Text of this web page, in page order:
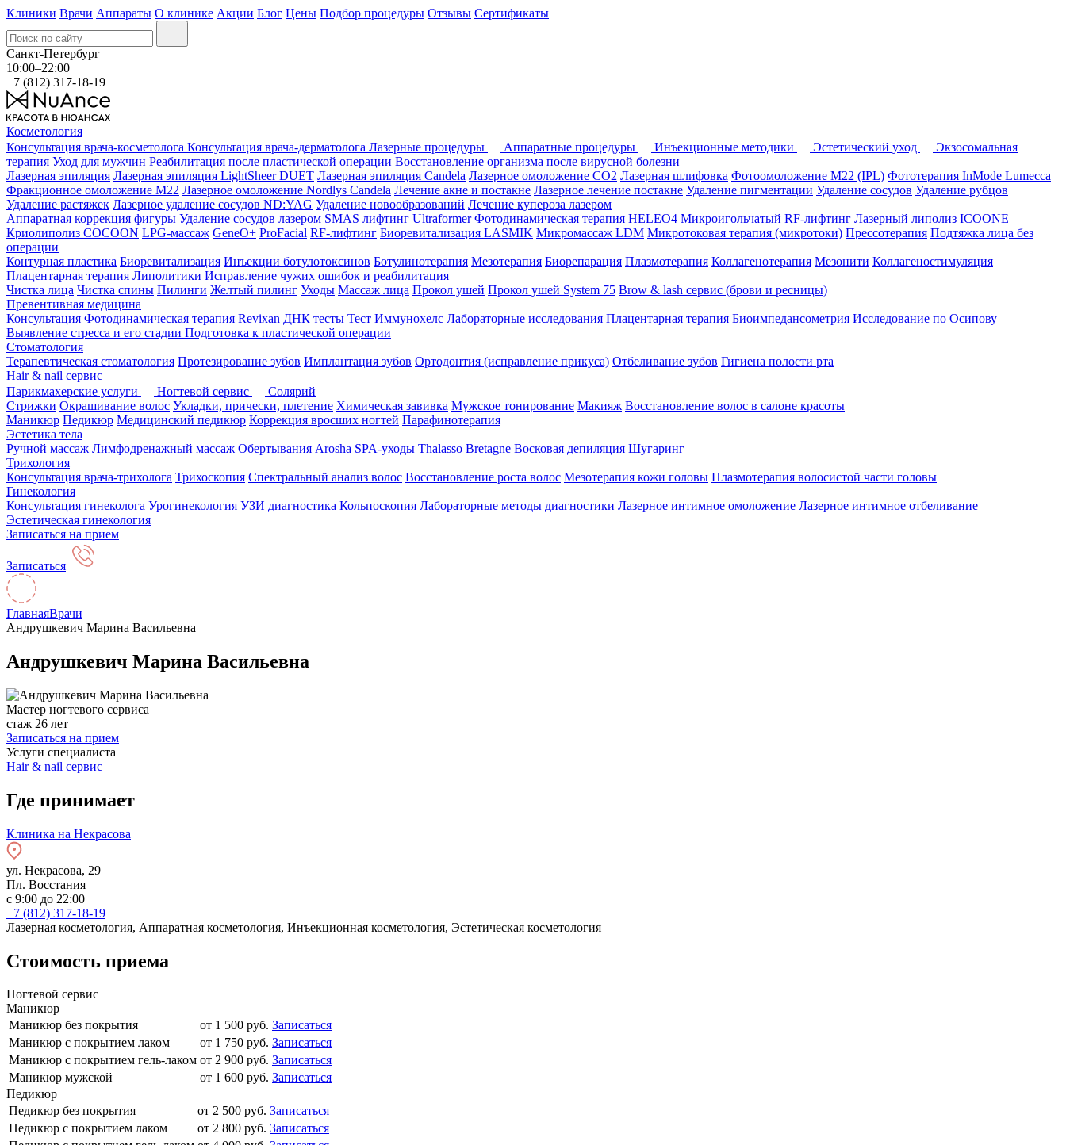
Клиники Врачи Аппараты О клинике Акции Блог Цены Подбор процедуры Отзывы Сертификаты
Санкт-Петербург
10:00–22:00
+7 (812) 317-18-19
Косметология
Консультация врача-косметолога Консультация врача-дерматолога Лазерные процедуры Аппаратные процедуры Инъекционные методики Эстетический уход
Экзосомальная
терапия Уход для мужчин Реабилитация после пластической операции Восстановление организма после вирусной болезни
Лазерная эпиляция Лазерная эпиляция LightSheer DUET Лазерная эпиляция Candela Лазерное омоложение СО2 Лазерная шлифовка Фотоомоложение M22 (IPL) Фототерапия InMode Lumecca
Фракционное омоложение M22 Лазерное омоложение Nordlys Candela Лечение акне и постакне Лазерное лечение постакне Удаление пигментации Удаление сосудов Удаление рубцов
Удаление растяжек Лазерное удаление сосудов ND:YAG Удаление новообразований Лечение купероза лазером
Аппаратная коррекция фигуры Удаление сосудов лазером SMAS лифтинг Ultraformer Фотодинамическая терапия HELEO4 Микроигольчатый RF-лифтинг Лазерный липолиз ICOONE
Криолиполиз COCOON LPG-массаж GeneO+ ProFacial RF-лифтинг Биоревитализация LASMIK Микромассаж LDM Микротоковая терапия (микротоки) Прессотерапия Подтяжка лица без
операции
Контурная пластика Биоревитализация Инъекции ботулотоксинов Ботулинотерапия Мезотерапия Биорепарация Плазмотерапия Коллагенотерапия Мезонити Коллагеностимуляция
Плацентарная терапия Липолитики Исправление чужих ошибок и реабилитация
Чистка лица Чистка спины Пилинги Желтый пилинг Уходы Массаж лица Прокол ушей Прокол ушей System 75 Brow & lash сервис (брови и ресницы)
Превентивная медицина
Консультация Фотодинамическая терапия Revixan ДНК тесты Тест Иммунохелс Лабораторные исследования Плацентарная терапия Биоимпедансометрия Исследование по Осипову
Выявление стресса и его стадии Подготовка к пластической операции
Стоматология
Терапевтическая стоматология Протезирование зубов Имплантация зубов Ортодонтия (исправление прикуса) Отбеливание зубов Гигиена полости рта
Hair & nail сервис
Парикмахерские услуги
Ногтевой сервис
Солярий
Стрижки Окрашивание волос Укладки, прически, плетение Химическая завивка Мужское тонирование Макияж Восстановление волос в салоне красоты
Маникюр Педикюр Медицинский педикюр Коррекция вросших ногтей Парафинотерапия
Эстетика тела
Ручной массаж Лимфодренажный массаж Обертывания Arosha SPA-уходы Thalasso Bretagne Восковая депиляция Шугаринг
Трихология
Консультация врача-трихолога Трихоскопия Спектральный анализ волос Восстановление роста волос Мезотерапия кожи головы Плазмотерапия волосистой части головы
Гинекология
Консультация гинеколога Урогинекология УЗИ диагностика Кольпоскопия Лабораторные методы диагностики Лазерное интимное омоложение Лазерное интимное отбеливание
Эстетическая гинекология
Записаться на прием
Записаться
ГлавнаяВрачи
Андрушкевич Марина Васильевна
Андрушкевич Марина Васильевна
Мастер ногтевого сервиса
стаж 26 лет
Записаться на прием
Услуги специалиста
Hair & nail сервис
Где принимает
Клиника на Некрасова
ул. Некрасова, 29
Пл. Восстания
c 9:00 до 22:00
+7 (812) 317-18-19
Лазерная косметология, Аппаратная косметология, Инъекционная косметология, Эстетическая косметология
Стоимость приема
Ногтевой сервис
Маникюр
Маникюр без покрытия
от 1 500 руб. Записаться
Маникюр с покрытием лаком
от 1 750 руб. Записаться
Маникюр с покрытием гель-лаком от 2 900 руб. Записаться
Маникюр мужской
от 1 600 руб. Записаться
Педикюр
Педикюр без покрытия
от 2 500 руб. Записаться
Педикюр с покрытием лаком
от 2 800 руб. Записаться